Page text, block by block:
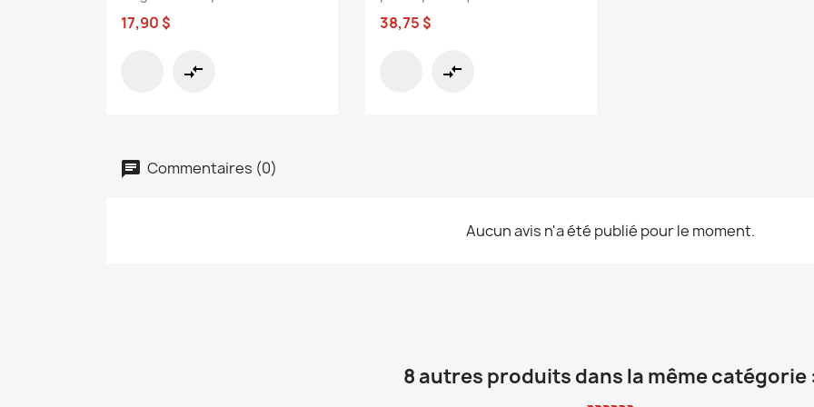
17,90 $
compare_arrows
38,75 $
compare_arrows
Commentaires (0)
Aucun avis n'a été publié pour le moment.
8 autres produits dans la même catégorie